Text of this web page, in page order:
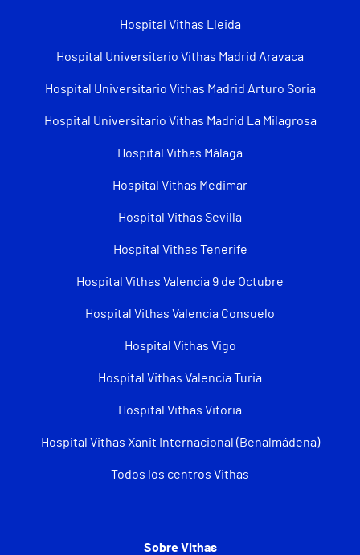
Hospital Vithas Lleida
Hospital Universitario Vithas Madrid Aravaca
Hospital Universitario Vithas Madrid Arturo Soria
Hospital Universitario Vithas Madrid La Milagrosa
Hospital Vithas Málaga
Hospital Vithas Medimar
Hospital Vithas Sevilla
Hospital Vithas Tenerife
Hospital Vithas Valencia 9 de Octubre
Hospital Vithas Valencia Consuelo
Hospital Vithas Vigo
Hospital Vithas Valencia Turia
Hospital Vithas Vitoria
Hospital Vithas Xanit Internacional (Benalmádena)
Todos los centros Vithas
Sobre Vithas